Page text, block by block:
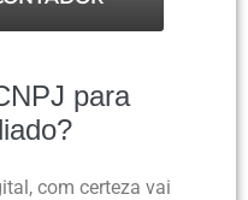
para
com certeza vai